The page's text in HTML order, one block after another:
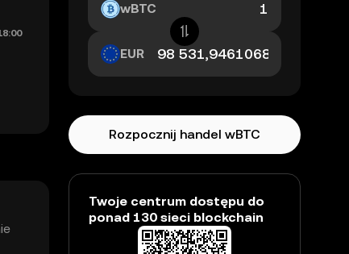
wBTC
EUR
Rozpocznij handel wBTC
Twoje centrum dostępu do
ponad 130 sieci blockchain